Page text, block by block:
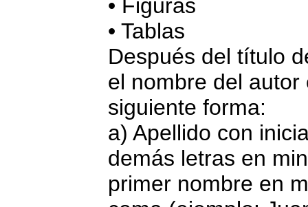
• Figuras
• Tablas
Después del título
el nombre del
siguiente forma:
a) Apellido con
demás letras en
primer nombre en